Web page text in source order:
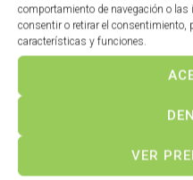
comportamiento de navegación o
consentir o retirar el consentimiento,
características y funciones.
VER
Productos